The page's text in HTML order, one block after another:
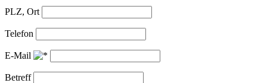
PLZ, Ort
Telefon
E-Mail
Betreff